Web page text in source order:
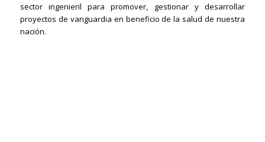
sector ingenieril para promover, gestionar y desarrollar
proyectos de vanguardia en beneficio de la salud de nuestra
nación.